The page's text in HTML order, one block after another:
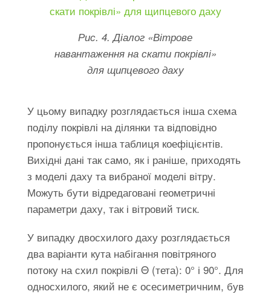
Рис. 4. Діалог «Вітрове
навантаження на скати покрівлі»
для щипцевого даху
У цьому випадку розглядається інша схема
поділу покрівлі на ділянки та відповідно
пропонується інша таблиця коефіцієнтів.
Вихідні дані так само, як і раніше, приходять
з моделі даху та вибраної моделі вітру.
Можуть бути відредаговані геометричні
параметри даху, так і вітровий тиск.
У випадку двосхилого даху розглядається
два варіанти кута набігання повітряного
потоку на схил покрівлі Θ (тета): 0° і 90°. Для
односхилого, який не є осесиметричним, був